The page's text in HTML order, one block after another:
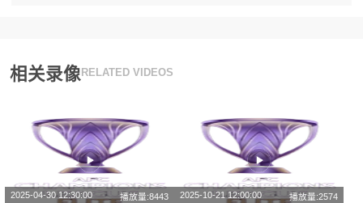
相关录像 RELATED VIDEOS
2025-04-30 12:30:00 播放量:8443 2025-10-21 12:00:00 播放量:2574